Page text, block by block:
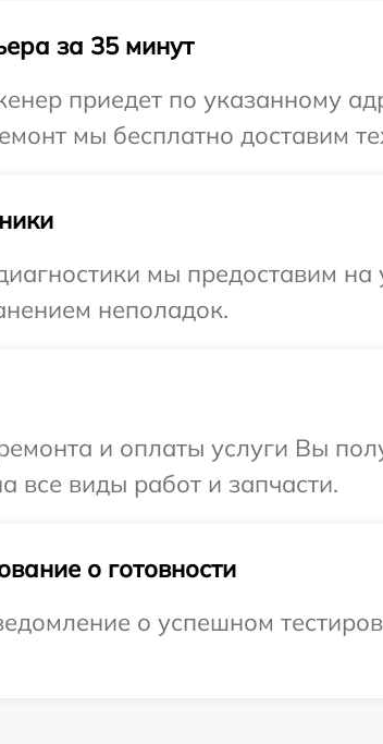
за 35 минут
приедет по указанному
мы бесплатно доставим
мы предоставим
неполадок.
и оплаты услуги Вы
все виды работ и запчасти.
о готовности
о успешном